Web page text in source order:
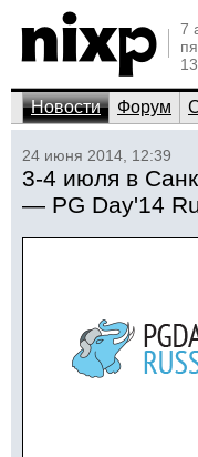
7
Новости Форум
24 июня 2014, 12:39
3-4 июля в
— PG Day'14